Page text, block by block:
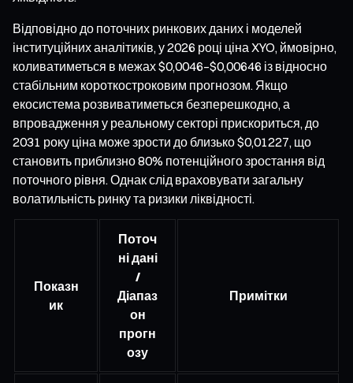
Відповідно до поточних ринкових даних і моделей
інституційних аналітиків, у 2026 році ціна XYO, ймовірно,
коливатиметься в межах $0,0046–$0,00646 із відносно
стабільним короткостроковим прогнозом. Якщо
екосистема розвиватиметься безперешкодно, а
впровадження у реальному секторі прискориться, до
2031 року ціна може зрости до близько $0,01227, що
становить приблизно 80% потенційного зростання від
поточного рівня. Однак слід враховувати загальну
волатильність ринку та ризики ліквідності.
Показн
ик
Поточ
ні дані
/
Діапаз
он
прогн
озу
Примітки